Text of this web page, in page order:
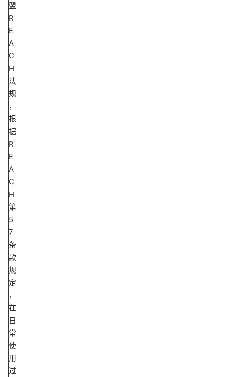
盟
R
E
A
C
H
法
规
，
根
据
R
E
A
C
H
第
5
7
条
款
规
定
，
在
日
常
使
用
过